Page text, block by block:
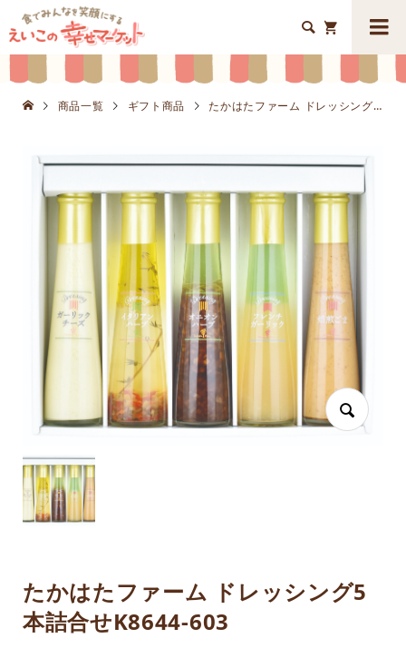


商品一覧 ギフト商品 たかはたファーム ドレッシング5本詰合せK8644-603
たかはたファーム ドレッシング5
本詰合せK8644-603